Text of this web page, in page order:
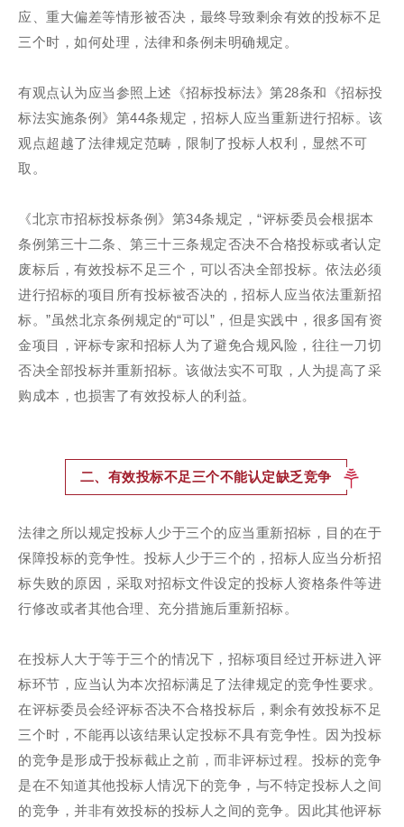
应、重大偏差等情形被否决，最终导致剩余有效的投标不足
三个时，如何处理，法律和条例未明确规定。
有观点认为应当参照上述《招标投标法》第28条和《招标投
标法实施条例》第44条规定，招标人应当重新进行招标。该
观点超越了法律规定范畴，限制了投标人权利，显然不可
取。
《北京市招标投标条例》第34条规定，“评标委员会根据本
条例第三十二条、第三十三条规定否决不合格投标或者认定
废标后，有效投标不足三个，可以否决全部投标。依法必须
进行招标的项目所有投标被否决的，招标人应当依法重新招
标。”虽然北京条例规定的“可以”，但是实践中，很多国有资
金项目，评标专家和招标人为了避免合规风险，往往一刀切
否决全部投标并重新招标。该做法实不可取，人为提高了采
购成本，也损害了有效投标人的利益。
二、有效投标不足三个不能认定缺乏竞争
法律之所以规定投标人少于三个的应当重新招标，目的在于
保障投标的竞争性。投标人少于三个的，招标人应当分析招
标失败的原因，采取对招标文件设定的投标人资格条件等进
行修改或者其他合理、充分措施后重新招标。
在投标人大于等于三个的情况下，招标项目经过开标进入评
标环节，应当认为本次招标满足了法律规定的竞争性要求。
在评标委员会经评标否决不合格投标后，剩余有效投标不足
三个时，不能再以该结果认定投标不具有竞争性。因为投标
的竞争是形成于投标截止之前，而非评标过程。投标的竞争
是在不知道其他投标人情况下的竞争，与不特定投标人之间
的竞争，并非有效投标的投标人之间的竞争。因此其他评标